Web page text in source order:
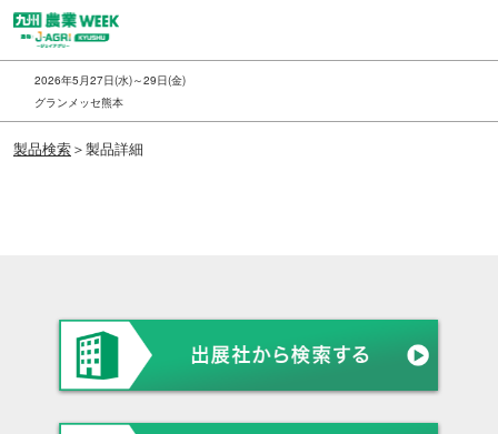
ス
キ
ッ
し
て
2026年5月27日(水)～29日(金)
グランメッセ熊本
製品検索＞製品詳細